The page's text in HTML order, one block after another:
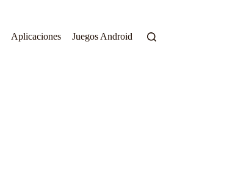
Aplicaciones Juegos Android